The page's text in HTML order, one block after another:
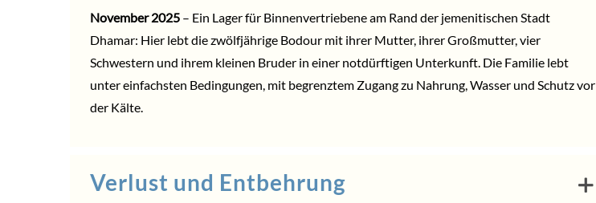
November 2025– Ein Lager für Binnenvertriebene am Rand der jemenitischen Stadt
Dhamar: Hier lebt die zwölfjährige Bodour mit ihrer Mutter, ihrer Großmutter, vier
Schwestern und ihrem kleinen Bruder in einer notdürftigen Unterkunft. Die Familie lebt
unter einfachsten Bedingungen, mit begrenztem Zugang zu Nahrung, Wasser und Schutz vor
der Kälte.
Verlust und Entbehrung